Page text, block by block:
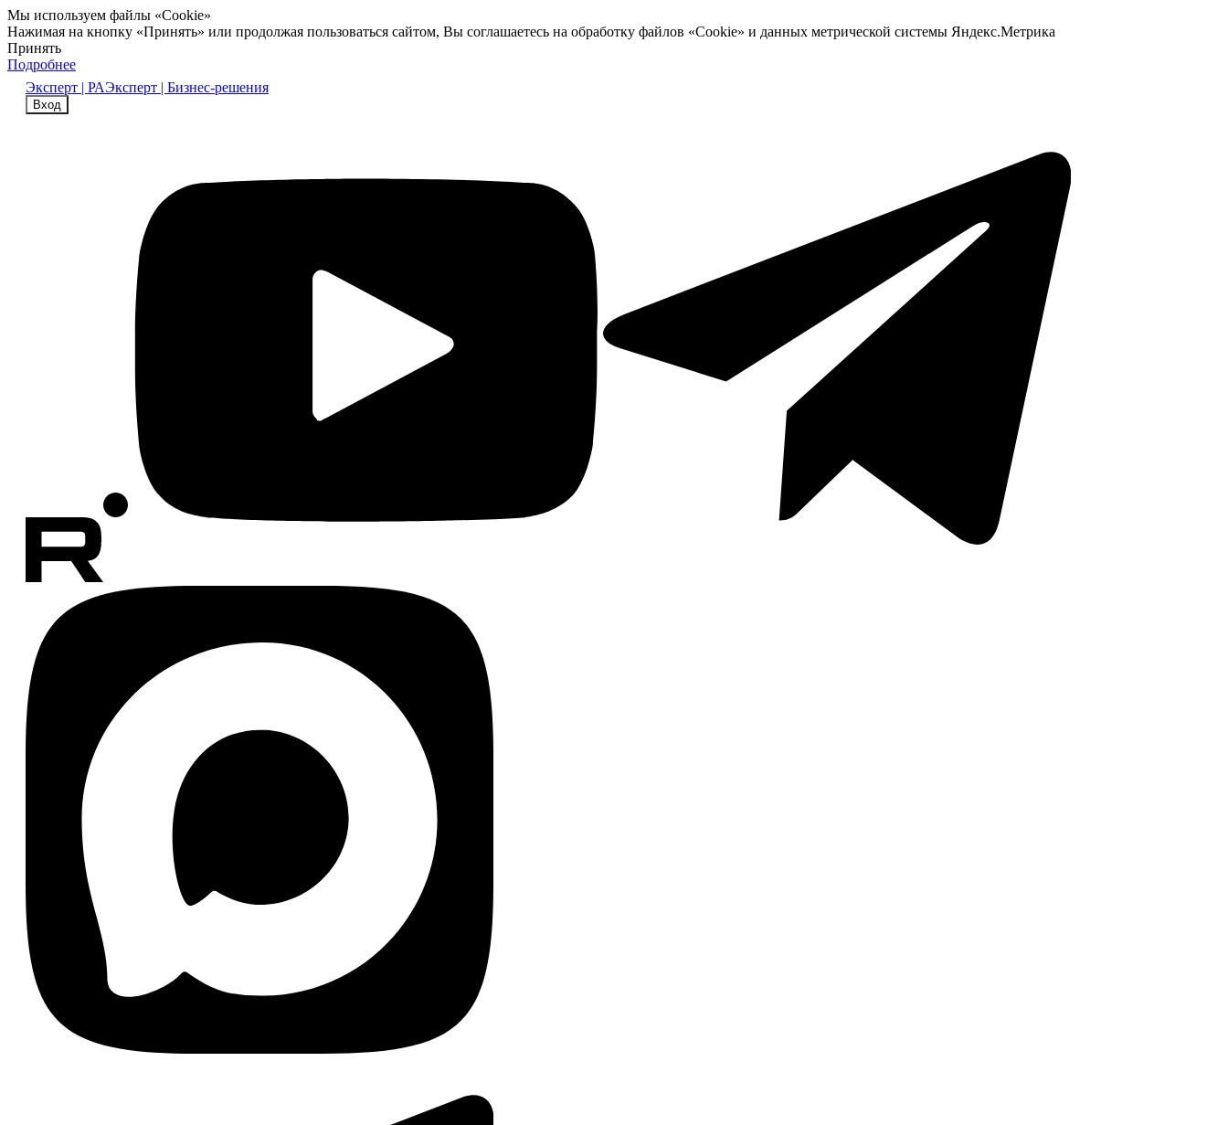
Мы используем файлы «Cookie»
Нажимая на кнопку «Принять» или продолжая пользоваться сайтом, Вы соглашаетесь на обработку файлов «Cookie» и данных метрической системы Яндекс.Метрика
Принять
Подробнее
Эксперт | РАЭксперт | Бизнес-решения
Вход